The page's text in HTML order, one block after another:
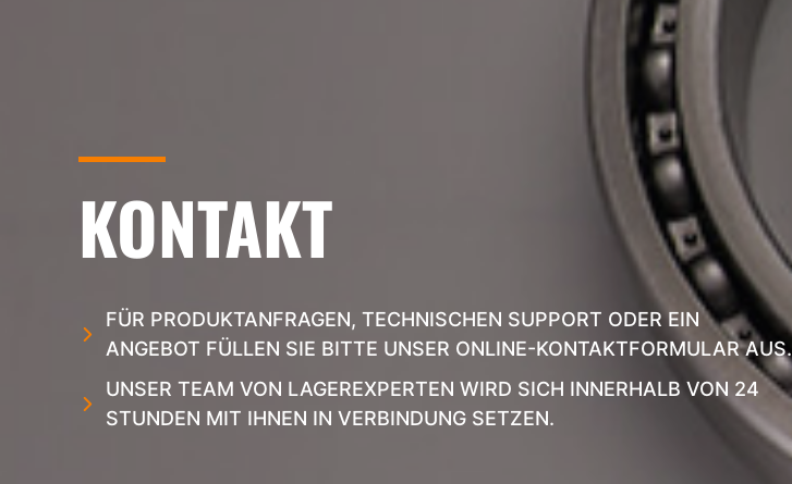
KONTAKT
FÜR PRODUKTANFRAGEN, TECHNISCHEN SUPPORT ODER EIN
ANGEBOT FÜLLEN SIE BITTE UNSER ONLINE-KONTAKTFORMULAR AUS.
UNSER TEAM VON LAGEREXPERTEN WIRD SICH INNERHALB VON 24
STUNDEN MIT IHNEN IN VERBINDUNG SETZEN.